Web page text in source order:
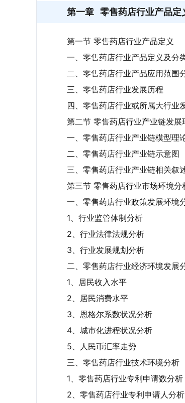
零售药店上游主要为药品、保
股、上海医药和华润医药等，
第一章 零售药店行业产品
第一节 零售药店行业产品定义
一、零售药店行业产品定义及分
二、零售药店行业产品应用范围
三、零售药店行业发展历程
四、零售药店行业或所属大行业
第二节 零售药店行业产业链发展
一、零售药店行业产业链模型理
二、零售药店行业产业链示意图
三、零售药店行业产业链相关叙
第三节 零售药店行业市场环境分
一、零售药店行业政策发展环境
1、行业监管体制分析
2、行业法律法规分析
3、行业发展规划分析
二、零售药店行业经济环境发展
1、居民收入水平
2、居民消费水平
3、恩格尔系数状况分析
4、城市化进程状况分析
5、人民币汇率走势
三、零售药店行业技术环境分析
1、零售药店行业专利申请数分析
2、零售药店行业专利申请人分析